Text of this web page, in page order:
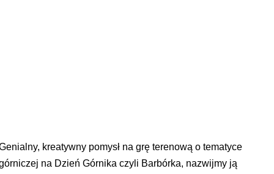
kreatywny pomysł na grę terenową o tematyce
na Dzień Górnika czyli Barbórka, nazwijmy ją